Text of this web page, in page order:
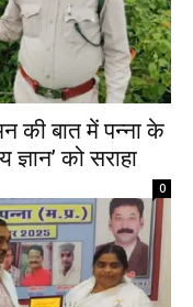
की बात में पन्ना के
को सराहा
0